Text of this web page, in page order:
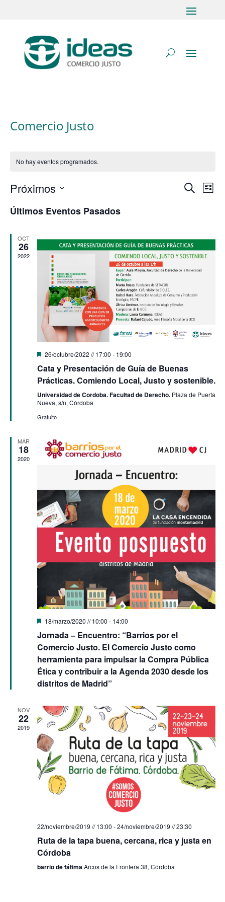
Comercio Justo
No hay eventos programados.
y
vistas
Buscar
Lista
Próximos
Selecciona
fecha.
Últimos Eventos Pasados
OCT
26
2022
Destacado
26/octubre/2022 // 17:00 - 19:00
Cata y Presentación de Guía de Buenas
Prácticas. Comiendo Local, Justo y sostenible.
Universidad de Cordoba. Facultad de Derecho. Plaza de Puerta
Nueva, s/n, Córdoba
Gratuito
MAR
18
2020
Destacado
18/marzo/2020 // 10:00 - 14:00
Jornada – Encuentro: “Barrios por el
Comercio Justo. El Comercio Justo como
herramienta para impulsar la Compra Pública
Ética y contribuir a la Agenda 2030 desde los
distritos de Madrid”
NOV
22
2019
22/noviembre/2019 // 13:00 -24/noviembre/2019 // 23:30
Ruta de la tapa buena, cercana, rica y justa en
Córdoba
barrio de fátimaArcos de la Frontera 38, Córdoba